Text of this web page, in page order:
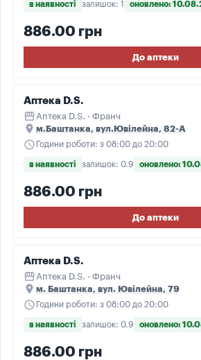
в наявності залишок: 1 оновлено:
886.00 грн
До аптеки
Аптека D.S.
storefront Аптека D.S. · Франч
place м.Баштанка, вул.Ювілейна, 82-А
schedule Години роботи: з 08:00 до 20:00
в наявності залишок: 0.9 оновлено:
886.00 грн
До аптеки
Аптека D.S.
storefront Аптека D.S. · Франч
place м. Баштанка, вул. Ювілейна, 79
schedule Години роботи: з 08:00 до 20:00
в наявності залишок: 0.9 оновлено:
886.00 грн